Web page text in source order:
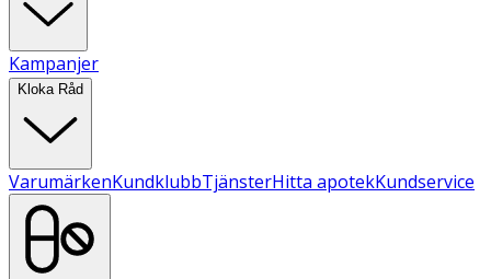
Kampanjer
Kloka Råd
VarumärkenKundklubbTjänsterHitta apotekKundservice